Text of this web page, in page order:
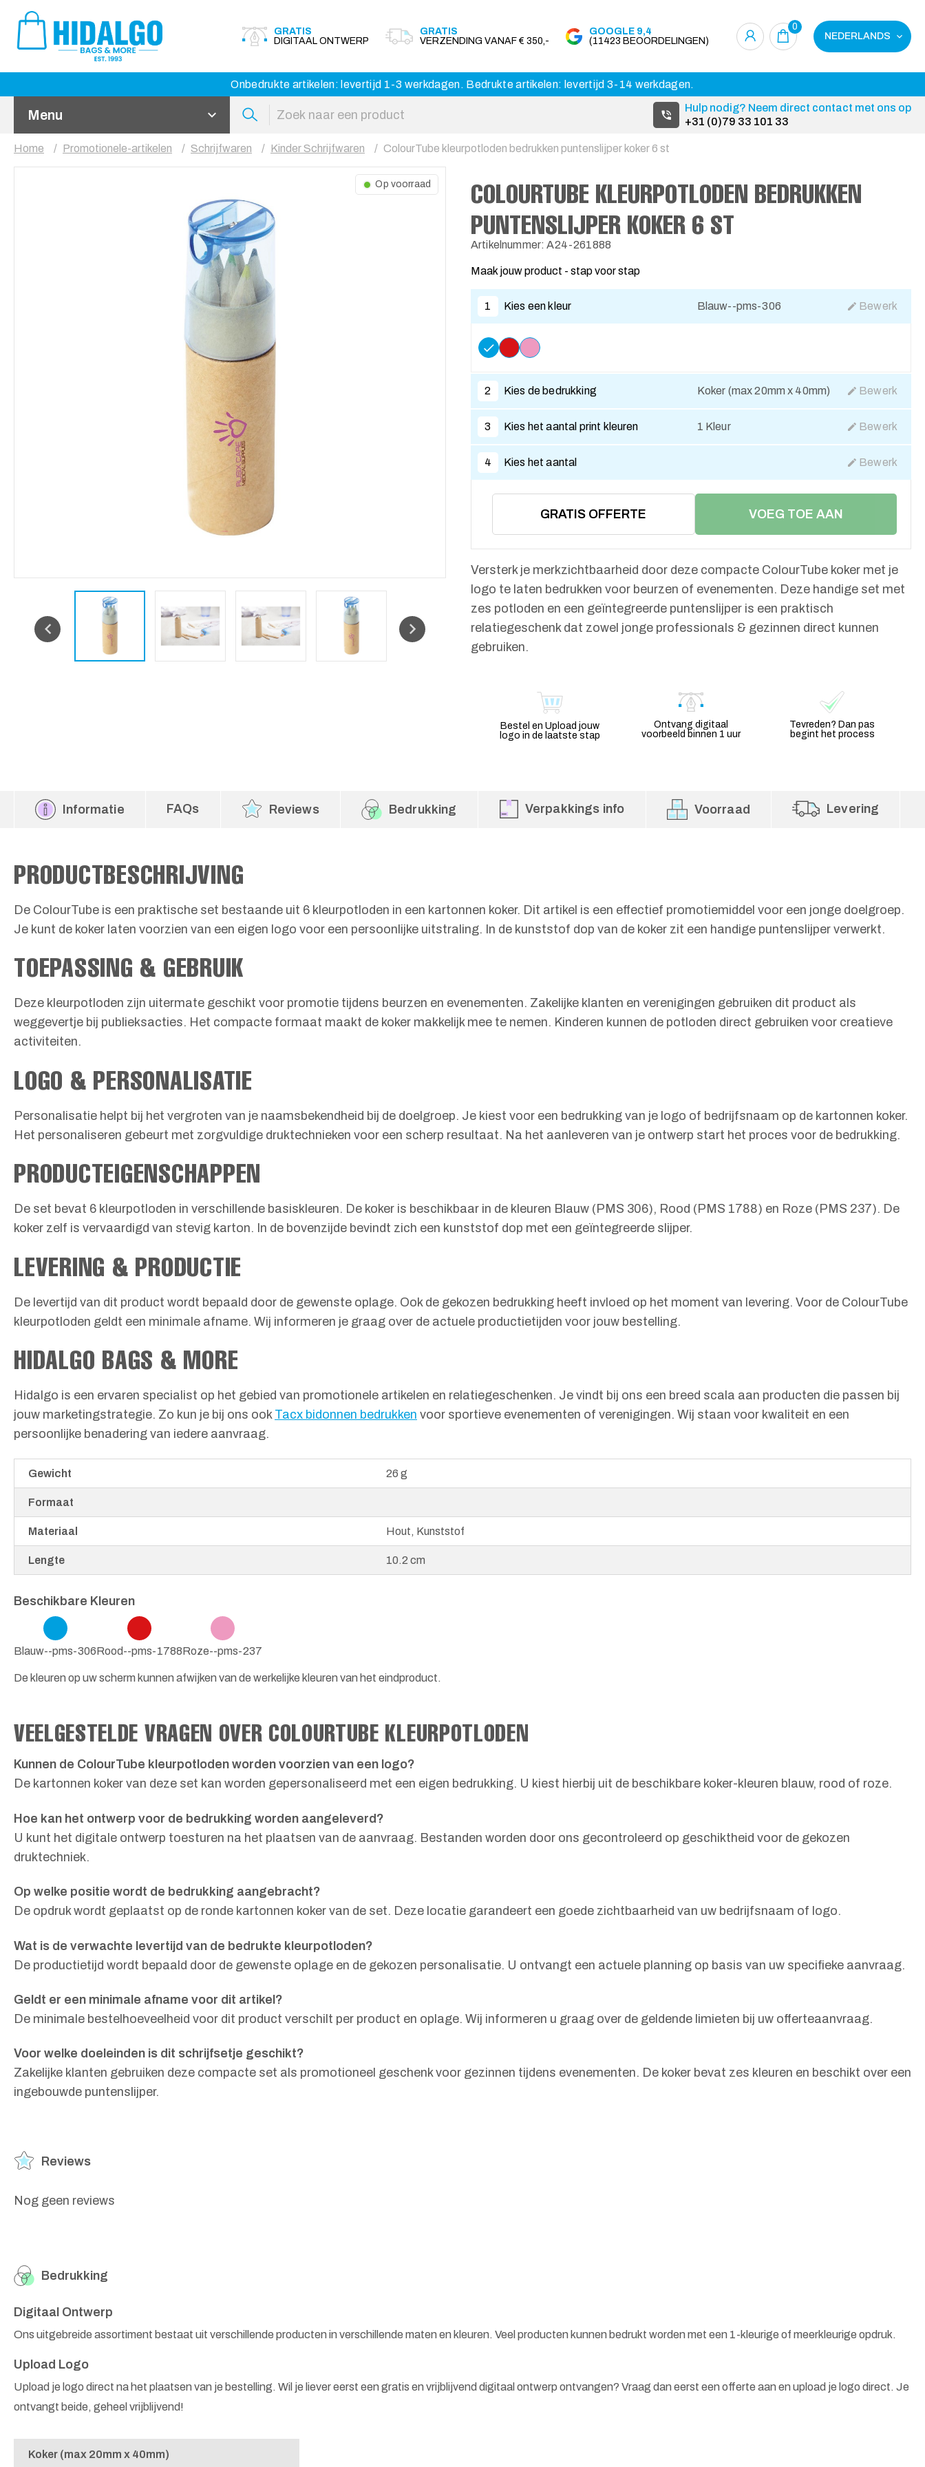
GRATIS
DIGITAAL ONTWERP
GRATIS
VERZENDING VANAF € 350,-
GOOGLE 9,4
(11423 BEOORDELINGEN)
0
NEDERLANDS
Onbedrukte artikelen: levertijd 1-3 werkdagen. Bedrukte artikelen: levertijd 3-14 werkdagen.
Menu
Hulp nodig? Neem direct contact met ons op
+31 (0)79 33 101 33
Home Promotionele-artikelen Schrijfwaren Kinder Schrijfwaren ColourTube kleurpotloden bedrukken puntenslijper koker 6 st
Op voorraad
COLOURTUBE KLEURPOTLODEN BEDRUKKEN
PUNTENSLIJPER KOKER 6 ST
Artikelnummer: A24-261888
Maak jouw product - stap voor stap
1 Kies een kleur Blauw--pms-306 Bewerk
2 Kies de bedrukking Koker (max 20mm x 40mm) Bewerk
3 Kies het aantal print kleuren 1 Kleur Bewerk
4 Kies het aantal Bewerk
GRATIS OFFERTE VOEG TOE AAN
Versterk je merkzichtbaarheid door deze compacte ColourTube koker met je
logo te laten bedrukken voor beurzen of evenementen. Deze handige set met
zes potloden en een geïntegreerde puntenslijper is een praktisch
relatiegeschenk dat zowel jonge professionals & gezinnen direct kunnen
gebruiken.
Bestel en Upload jouw
logo in de laatste stap
Ontvang digitaal
voorbeeld binnen 1 uur
Tevreden? Dan pas
begint het process
Informatie FAQs Reviews Bedrukking Verpakkings info Voorraad Levering
PRODUCTBESCHRIJVING
De ColourTube is een praktische set bestaande uit 6 kleurpotloden in een kartonnen koker. Dit artikel is een effectief promotiemiddel voor een jonge doelgroep.
Je kunt de koker laten voorzien van een eigen logo voor een persoonlijke uitstraling. In de kunststof dop van de koker zit een handige puntenslijper verwerkt.
TOEPASSING & GEBRUIK
Deze kleurpotloden zijn uitermate geschikt voor promotie tijdens beurzen en evenementen. Zakelijke klanten en verenigingen gebruiken dit product als
weggevertje bij publieksacties. Het compacte formaat maakt de koker makkelijk mee te nemen. Kinderen kunnen de potloden direct gebruiken voor creatieve
activiteiten.
LOGO & PERSONALISATIE
Personalisatie helpt bij het vergroten van je naamsbekendheid bij de doelgroep. Je kiest voor een bedrukking van je logo of bedrijfsnaam op de kartonnen koker.
Het personaliseren gebeurt met zorgvuldige druktechnieken voor een scherp resultaat. Na het aanleveren van je ontwerp start het proces voor de bedrukking.
PRODUCTEIGENSCHAPPEN
De set bevat 6 kleurpotloden in verschillende basiskleuren. De koker is beschikbaar in de kleuren Blauw (PMS 306), Rood (PMS 1788) en Roze (PMS 237). De
koker zelf is vervaardigd van stevig karton. In de bovenzijde bevindt zich een kunststof dop met een geïntegreerde slijper.
LEVERING & PRODUCTIE
De levertijd van dit product wordt bepaald door de gewenste oplage. Ook de gekozen bedrukking heeft invloed op het moment van levering. Voor de ColourTube
kleurpotloden geldt een minimale afname. Wij informeren je graag over de actuele productietijden voor jouw bestelling.
HIDALGO BAGS & MORE
Hidalgo is een ervaren specialist op het gebied van promotionele artikelen en relatiegeschenken. Je vindt bij ons een breed scala aan producten die passen bij
jouw marketingstrategie. Zo kun je bij ons ook Tacx bidonnen bedrukken voor sportieve evenementen of verenigingen. Wij staan voor kwaliteit en een
persoonlijke benadering van iedere aanvraag.
Gewicht 26 g
Formaat
Materiaal Hout, Kunststof
Lengte 10.2 cm
Beschikbare Kleuren
Blauw--pms-306Rood--pms-1788Roze--pms-237
De kleuren op uw scherm kunnen afwijken van de werkelijke kleuren van het eindproduct.
VEELGESTELDE VRAGEN OVER COLOURTUBE KLEURPOTLODEN
Kunnen de ColourTube kleurpotloden worden voorzien van een logo?
De kartonnen koker van deze set kan worden gepersonaliseerd met een eigen bedrukking. U kiest hierbij uit de beschikbare koker-kleuren blauw, rood of roze.
Hoe kan het ontwerp voor de bedrukking worden aangeleverd?
U kunt het digitale ontwerp toesturen na het plaatsen van de aanvraag. Bestanden worden door ons gecontroleerd op geschiktheid voor de gekozen
druktechniek.
Op welke positie wordt de bedrukking aangebracht?
De opdruk wordt geplaatst op de ronde kartonnen koker van de set. Deze locatie garandeert een goede zichtbaarheid van uw bedrijfsnaam of logo.
Wat is de verwachte levertijd van de bedrukte kleurpotloden?
De productietijd wordt bepaald door de gewenste oplage en de gekozen personalisatie. U ontvangt een actuele planning op basis van uw specifieke aanvraag.
Geldt er een minimale afname voor dit artikel?
De minimale bestelhoeveelheid voor dit product verschilt per product en oplage. Wij informeren u graag over de geldende limieten bij uw offerteaanvraag.
Voor welke doeleinden is dit schrijfsetje geschikt?
Zakelijke klanten gebruiken deze compacte set als promotioneel geschenk voor gezinnen tijdens evenementen. De koker bevat zes kleuren en beschikt over een
ingebouwde puntenslijper.
Reviews
Nog geen reviews
Bedrukking
Digitaal Ontwerp
Ons uitgebreide assortiment bestaat uit verschillende producten in verschillende maten en kleuren. Veel producten kunnen bedrukt worden met een 1-kleurige of meerkleurige opdruk.
Upload Logo
Upload je logo direct na het plaatsen van je bestelling. Wil je liever eerst een gratis en vrijblijvend digitaal ontwerp ontvangen? Vraag dan eerst een offerte aan en upload je logo direct. Je
ontvangt beide, geheel vrijblijvend!
Koker (max 20mm x 40mm)